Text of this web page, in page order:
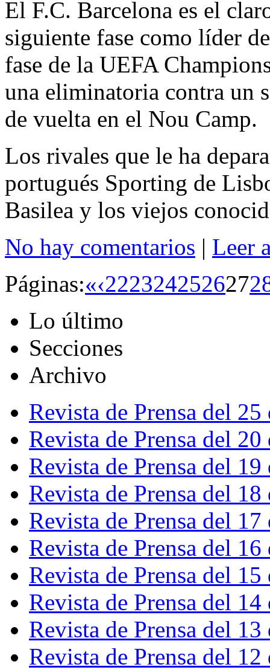
El F.C. Barcelona es el
siguiente fase como líder
fase de la UEFA
una eliminatoria contra un
de vuelta en el Nou Camp.
Los rivales que le ha
portugués Sporting de
Basilea y los viejos
No hay comentarios | Leer
Páginas:«‹222324252627
Lo último
Secciones
Archivo
Revista de Prensa del
Revista de Prensa del
Revista de Prensa del
Revista de Prensa del
Revista de Prensa del
Revista de Prensa del
Revista de Prensa del
Revista de Prensa del
Revista de Prensa del
Revista de Prensa del